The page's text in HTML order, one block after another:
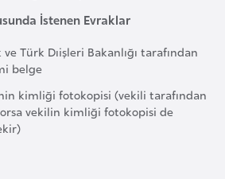
İstenen Evraklar
Türk Dıişleri Bakanlığı tarafından
belge
kimliği fotokopisi (vekili tarafından
vekilin kimliği fotokopisi de